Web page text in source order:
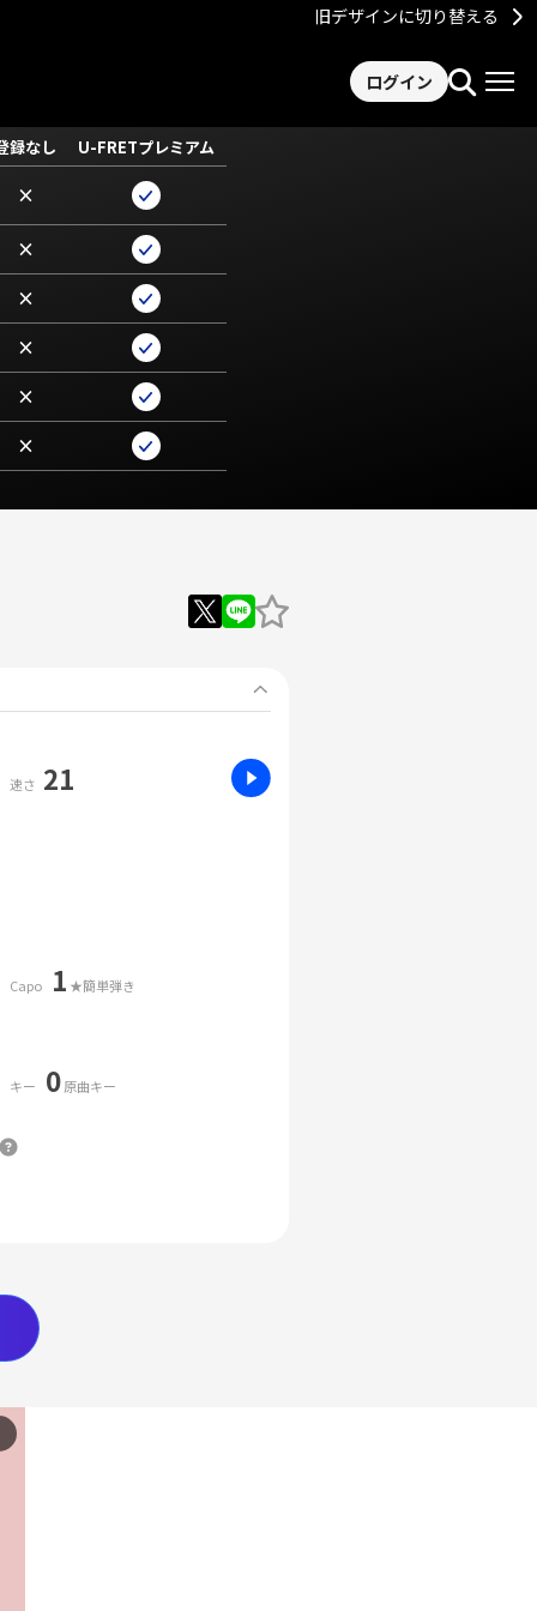
旧デザインに切り替える
ログイン
録なし U-FRETプレミアム
×
×
×
×
×
×
速さ 21
Capo 1 ★簡単弾き
キー 0原曲キー